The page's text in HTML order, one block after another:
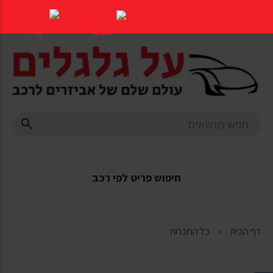
העמוד
חיפוש פריט לפי רכב
דף הבית כל החברות